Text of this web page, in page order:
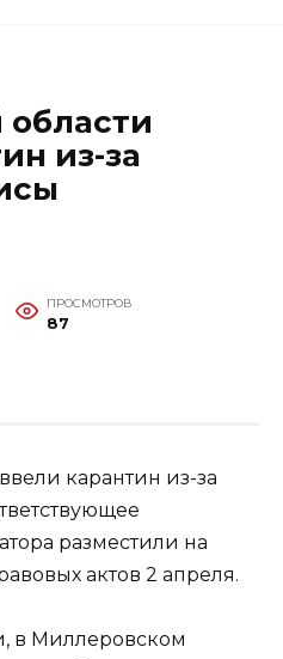
области
из-за
ПРОСМОТРОВ
87
карантин из-за
разместили на
актов 2 апреля.
в Миллеровском